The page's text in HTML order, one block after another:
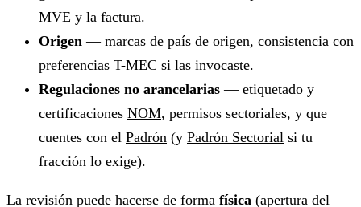
MVE y la factura.
Origen — marcas de país de origen, consistencia con
preferencias T-MEC si las invocaste.
Regulaciones no arancelarias — etiquetado y
certificaciones NOM, permisos sectoriales, y que
cuentes con el Padrón (y Padrón Sectorial si tu
fracción lo exige).
La revisión puede hacerse de forma física (apertura del